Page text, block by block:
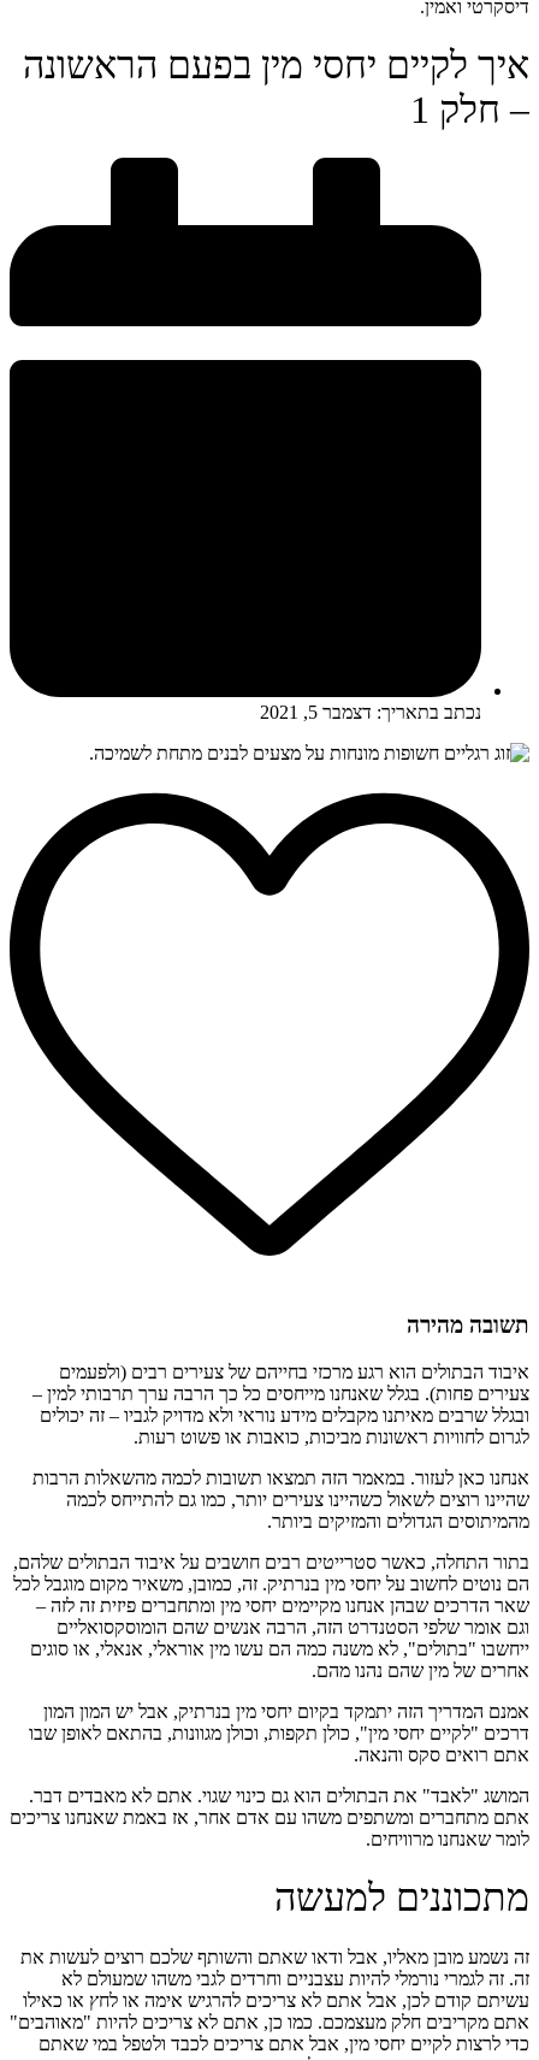
דיסקרטי ואמין.
איך לקיים יחסי מין בפעם הראשונה
– חלק 1
נכתב בתאריך: דצמבר 5, 2021
תשובה מהירה
איבוד הבתולים הוא רגע מרכזי בחייהם של צעירים רבים (ולפעמים
צעירים פחות). בגלל שאנחנו מייחסים כל כך הרבה ערך תרבותי למין –
ובגלל שרבים מאיתנו מקבלים מידע נוראי ולא מדויק לגביו – זה יכולים
לגרום לחוויות ראשונות מביכות, כואבות או פשוט רעות.
אנחנו כאן לעזור. במאמר הזה תמצאו תשובות לכמה מהשאלות הרבות
שהיינו רוצים לשאול כשהיינו צעירים יותר, כמו גם להתייחס לכמה
מהמיתוסים הגדולים והמזיקים ביותר.
בתור התחלה, כאשר סטרייטים רבים חושבים על איבוד הבתולים שלהם,
הם נוטים לחשוב על יחסי מין בנרתיק. זה, כמובן, משאיר מקום מוגבל לכל
שאר הדרכים שבהן אנחנו מקיימים יחסי מין ומתחברים פיזית זה לזה –
וגם אומר שלפי הסטנדרט הזה, הרבה אנשים שהם הומוסקסואליים
ייחשבו "בתולים", לא משנה כמה הם עשו מין אוראלי, אנאלי, או סוגים
אחרים של מין שהם נהנו מהם.
אמנם המדריך הזה יתמקד בקיום יחסי מין בנרתיק, אבל יש המון המון
דרכים "לקיים יחסי מין", כולן תקפות, וכולן מגוונות, בהתאם לאופן שבו
אתם רואים סקס והנאה.
המושג "לאבד" את הבתולים הוא גם כינוי שגוי. אתם לא מאבדים דבר.
אתם מתחברים ומשתפים משהו עם אדם אחר, אז באמת שאנחנו צריכים
לומר שאנחנו מרוויחים.
מתכוננים למעשה
זה נשמע מובן מאליו, אבל ודאו שאתם והשותף שלכם רוצים לעשות את
זה. זה לגמרי נורמלי להיות עצבניים וחרדים לגבי משהו שמעולם לא
עשיתם קודם לכן, אבל אתם לא צריכים להרגיש אימה או לחץ או כאילו
אתם מקריבים חלק מעצמכם. כמו כן, אתם לא צריכים להיות "מאוהבים"
כדי לרצות לקיים יחסי מין, אבל אתם צריכים לכבד ולטפל במי שאתם